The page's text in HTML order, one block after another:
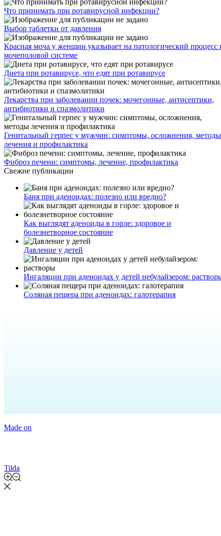
Что принимать при ротавирусной инфекции?
Выбор таблетки от давления
Красная моча у женщин указывает на патологический процесс
мочеполовой системе
Диета при ротавирусе, что едят при ротавирусе
Лекарства при заболевании почек: мочегонные, антисептики,
антибиотики и спазмолитики
Генитальный герпес у мужчин: симптомы, осложнения, методы
лечения и профилактика
Фиброз печени: симптомы, лечение, профилактика
Свежие публикации
Баня при аденоидах: полезно или вредно?
Как выглядят аденоиды в горле: здоровое и
болезнетворное состояние
Давление у детей
Ингаляции при аденоидах у детей небулайзером:
Соляная пещера при аденоидах: галотерапия
Made on
Tilda